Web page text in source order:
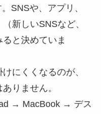
SNSや、アプリ、
新しいSNSなど、
と決めていま
にくくなるのが、
りません。
→ MacBook → デス